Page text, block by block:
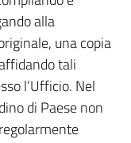
alla
una copia
tali
l’Ufficio. Nel
di Paese non